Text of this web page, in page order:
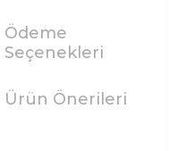
Ödeme
Seçenekleri
Ürün Önerileri